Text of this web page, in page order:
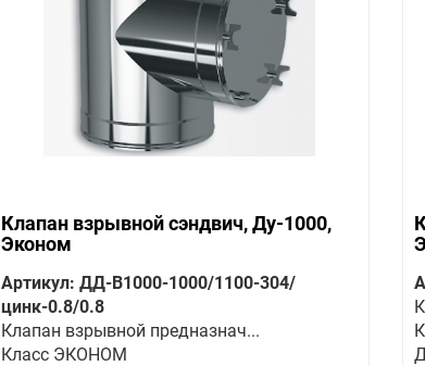
Клапан взрывной сэндвич, Ду-1000,
Эконом
Артикул: ДД-В1000-1000/1100-304/
цинк-0.8/0.8
Клапан взрывной предназнач...
Класс ЭКОНОМ